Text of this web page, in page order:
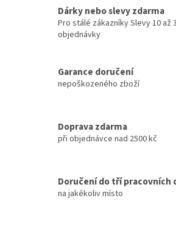
Dárky nebo slevy zdarma
Pro stálé zákazníky Slevy 10 až
objednávky
Garance doručení
nepoškozeného zboží
Doprava zdarma
při objednávce nad 2500 kč
Doručení do tří pracovních
na jakékoliv místo